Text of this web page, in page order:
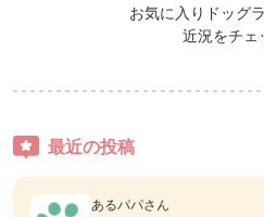
お気に入りドッグ
近況をチェ
最近の投稿
あるパパさん